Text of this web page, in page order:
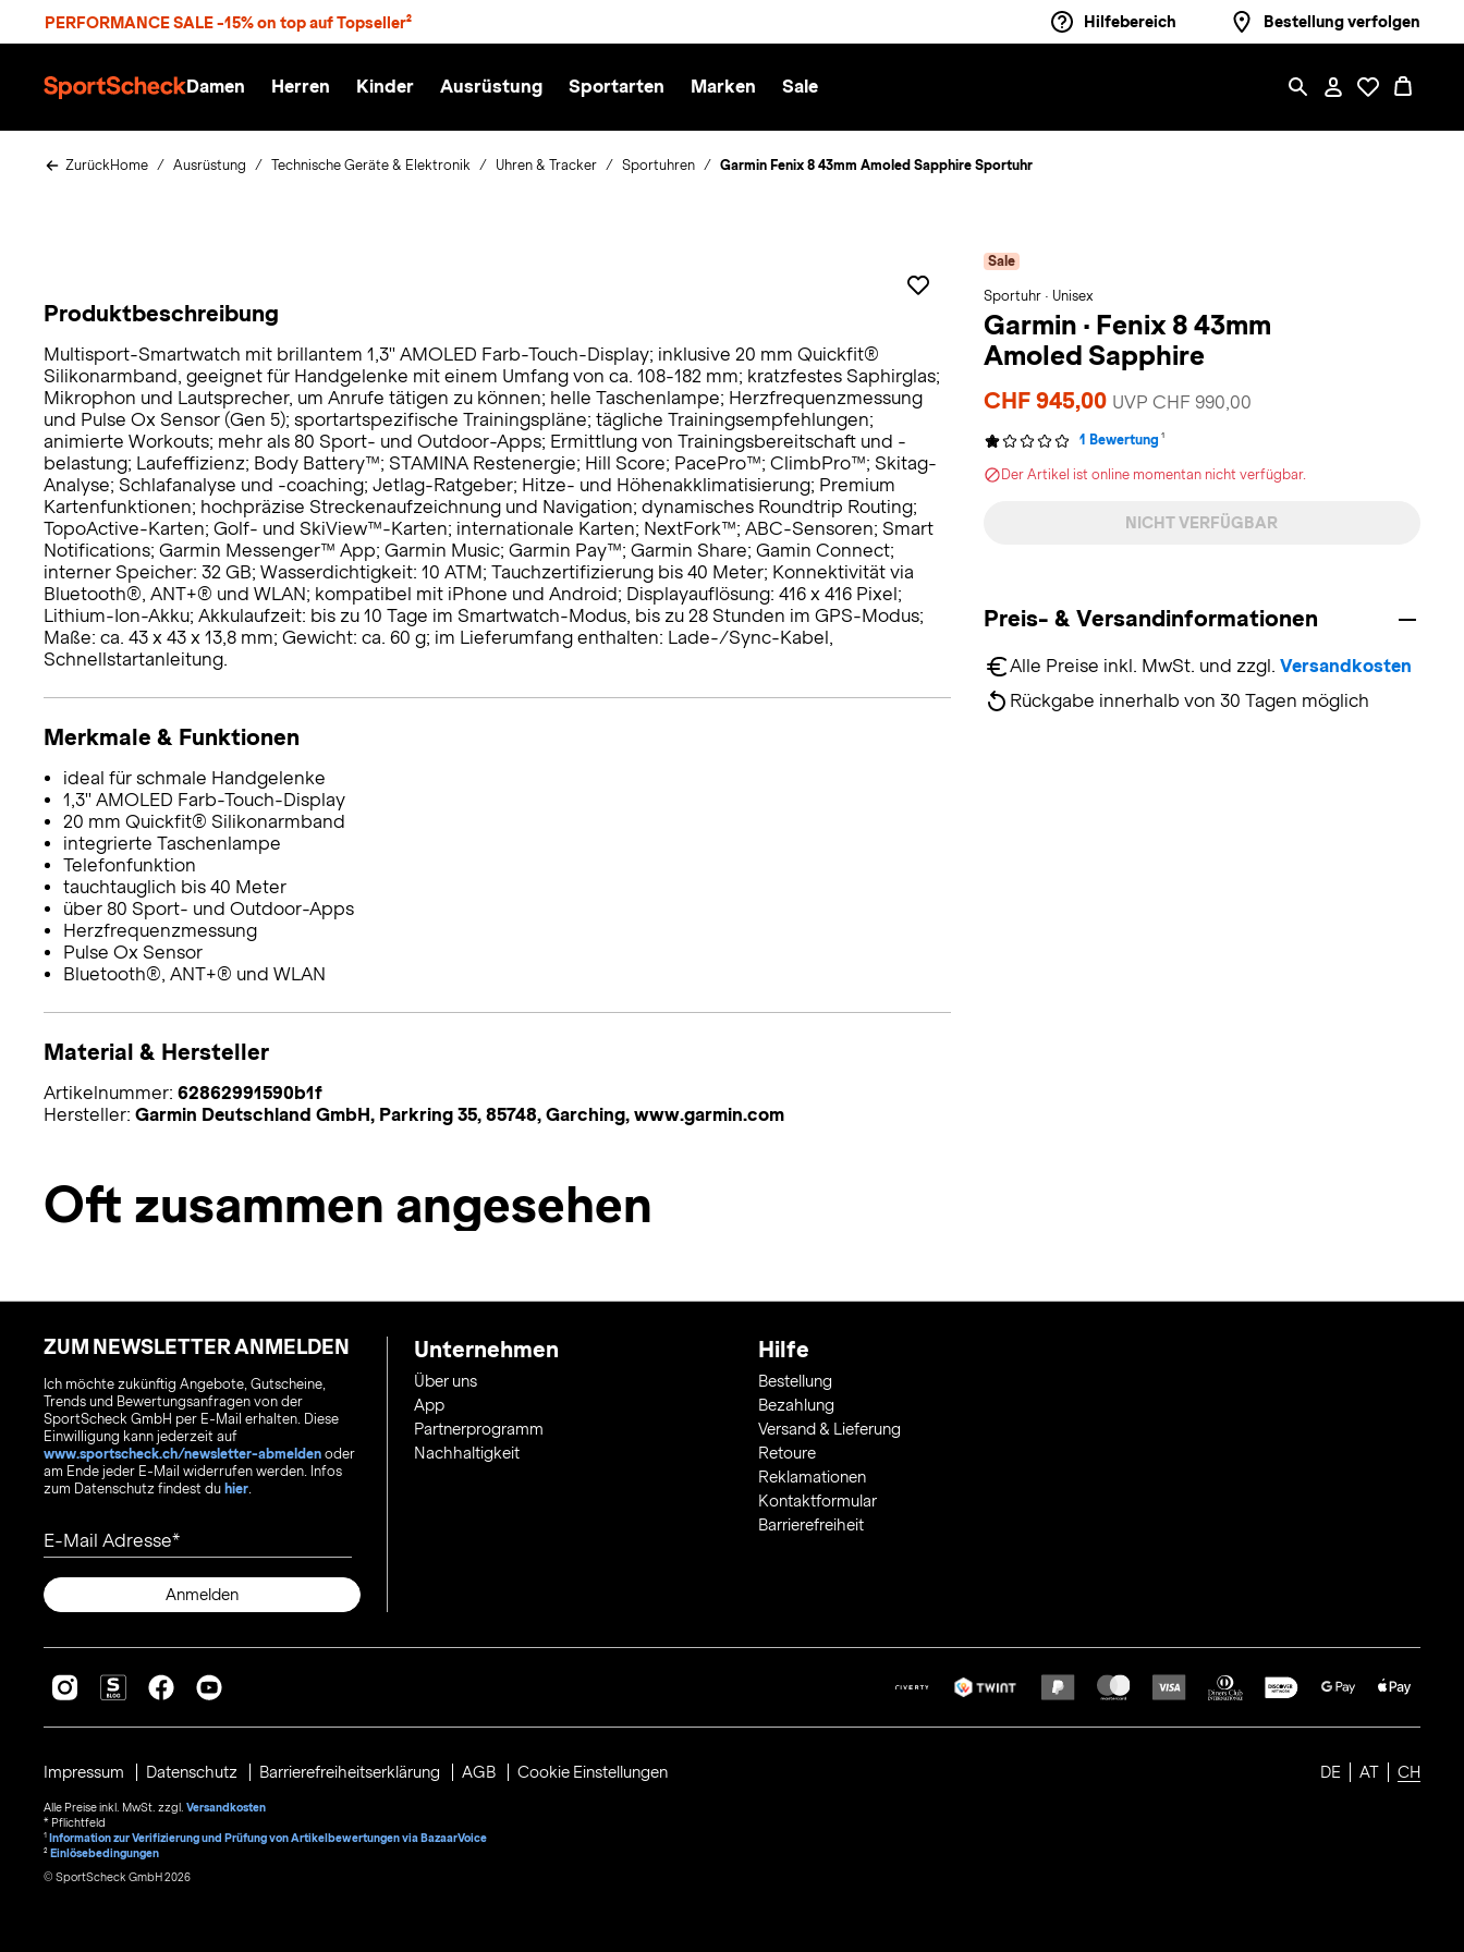
PERFORMANCE SALE -15% on top auf Topseller² Hilfebereich Bestellung verfolgen
Damen Herren Kinder Ausrüstung Sportarten Marken Sale
ZurückHome Ausrüstung Technische Geräte & Elektronik Uhren & Tracker Sportuhren Garmin Fenix 8 43mm Amoled Sapphire Sportuhr
Sale
Sportuhr · Unisex
Garmin · Fenix 8 43mm
Amoled Sapphire
CHF 945,00 UVP CHF 990,00
1 Bewertung 1
Der Artikel ist online momentan nicht verfügbar.
NICHT VERFÜGBAR
Preis- & Versandinformationen
Alle Preise inkl. MwSt. und zzgl. Versandkosten
Rückgabe innerhalb von 30 Tagen möglich
Produktbeschreibung
Multisport-Smartwatch mit brillantem 1,3'' AMOLED Farb-Touch-Display; inklusive 20 mm Quickfit®
Silikonarmband, geeignet für Handgelenke mit einem Umfang von ca. 108-182 mm; kratzfestes Saphirglas;
Mikrophon und Lautsprecher, um Anrufe tätigen zu können; helle Taschenlampe; Herzfrequenzmessung
und Pulse Ox Sensor (Gen 5); sportartspezifische Trainingspläne; tägliche Trainingsempfehlungen;
animierte Workouts; mehr als 80 Sport- und Outdoor-Apps; Ermittlung von Trainingsbereitschaft und -
belastung; Laufeffizienz; Body Battery™; STAMINA Restenergie; Hill Score; PacePro™; ClimbPro™; Skitag-
Analyse; Schlafanalyse und -coaching; Jetlag-Ratgeber; Hitze- und Höhenakklimatisierung; Premium
Kartenfunktionen; hochpräzise Streckenaufzeichnung und Navigation; dynamisches Roundtrip Routing;
TopoActive-Karten; Golf- und SkiView™-Karten; internationale Karten; NextFork™; ABC-Sensoren; Smart
Notifications; Garmin Messenger™ App; Garmin Music; Garmin Pay™; Garmin Share; Gamin Connect;
interner Speicher: 32 GB; Wasserdichtigkeit: 10 ATM; Tauchzertifizierung bis 40 Meter; Konnektivität via
Bluetooth®, ANT+® und WLAN; kompatibel mit iPhone und Android; Displayauflösung: 416 x 416 Pixel;
Lithium-Ion-Akku; Akkulaufzeit: bis zu 10 Tage im Smartwatch-Modus, bis zu 28 Stunden im GPS-Modus;
Maße: ca. 43 x 43 x 13,8 mm; Gewicht: ca. 60 g; im Lieferumfang enthalten: Lade-/Sync-Kabel,
Schnellstartanleitung.
Merkmale & Funktionen
ideal für schmale Handgelenke
1,3'' AMOLED Farb-Touch-Display
20 mm Quickfit® Silikonarmband
integrierte Taschenlampe
Telefonfunktion
tauchtauglich bis 40 Meter
über 80 Sport- und Outdoor-Apps
Herzfrequenzmessung
Pulse Ox Sensor
Bluetooth®, ANT+® und WLAN
Material & Hersteller
Artikelnummer: 62862991590b1f
Hersteller: Garmin Deutschland GmbH, Parkring 35, 85748, Garching, www.garmin.com
Oft zusammen angesehen
ZUM NEWSLETTER ANMELDEN
Ich möchte zukünftig Angebote, Gutscheine,
Trends und Bewertungsanfragen von der
SportScheck GmbH per E-Mail erhalten. Diese
Einwilligung kann jederzeit auf
www.sportscheck.ch/newsletter-abmelden oder
am Ende jeder E-Mail widerrufen werden. Infos
zum Datenschutz findest du hier.
E-Mail Adresse
Anmelden
Unternehmen
Über uns
App
Partnerprogramm
Nachhaltigkeit
Hilfe
Bestellung
Bezahlung
Versand & Lieferung
Retoure
Reklamationen
Kontaktformular
Barrierefreiheit
DE AT CH
Impressum Datenschutz Barrierefreiheitserklärung AGB Cookie Einstellungen
Alle Preise inkl. MwSt. zzgl. Versandkosten
* Pflichtfeld
1 Information zur Verifizierung und Prüfung von Artikelbewertungen via BazaarVoice
² Einlösebedingungen
© SportScheck GmbH 2026